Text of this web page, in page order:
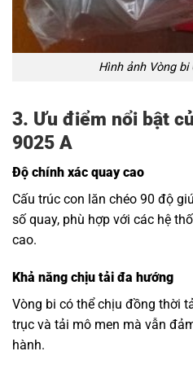
Hình ảnh Vòng bi
3. Ưu điểm nổi bật
9025 A
Độ chính xác quay cao
Cấu trúc con lăn chéo 90 độ
số quay, phù hợp với các hệ
cao.
Khả năng chịu tải đa hướng
Vòng bi có thể chịu đồng thời
trục và tải mô men mà vẫn
hành.